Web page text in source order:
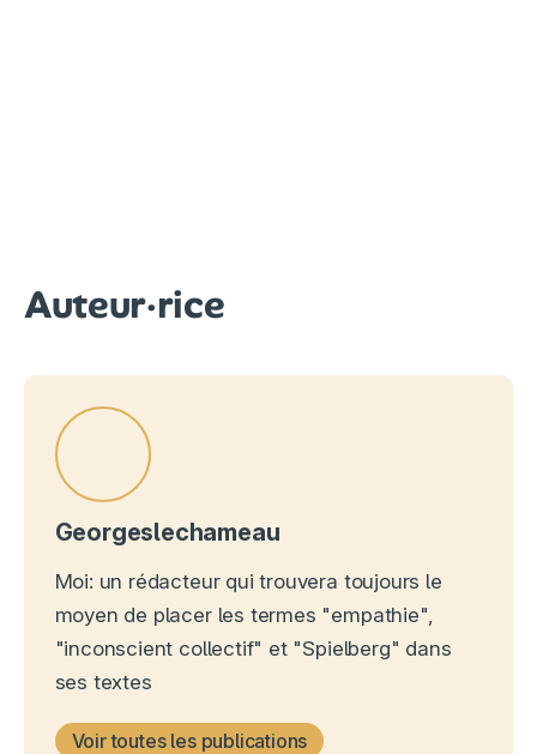
Auteur·rice
Georgeslechameau
Moi: un rédacteur qui trouvera toujours le
moyen de placer les termes "empathie",
"inconscient collectif" et "Spielberg" dans
ses textes
Voir toutes les publications